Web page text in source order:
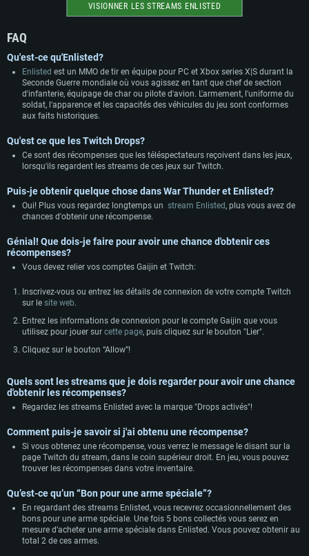
CONFIGURATION SYSTÈME REQUISE
Pour Linux
Minimum
Processeur: Dual-Core 2.2 GHz
Mémoire: 4 GB
GeForce GTX 660. La résolution minimale supportée par le jeu est de 720p
Connection: Connexion Internet à haut débit
Disque dur: 23.1 Go (client minimal)
Minimum
Processeur: Core i5, minimum 2.2GHz (Les processeurs Intel Xeon ne sont
pas supportés)
Mémoire: 6 GB
Carte graphique: Intel Iris Pro 5200 (Mac), ou analogue AMD/Nvidia. La
résolution minimale supportée par le jeu est de 720p.
Connection: Connexion Internet à haut débit
Disque dur: 62,2 Go (client minimal)
Minimum
Processeur: Dual-Core 2.4 GHz
Mémoire: 4 GB
de même pour AMD (La résolution minimale supportée par le jeu est de
720p)
Connection: Connexion Internet à haut débit
Disque dur: 62,2 Go (client minimal)
VISIONNER LES STREAMS ENLISTED
FAQ
Qu'est-ce qu'Enlisted?
Enlisted est un MMO de tir en équipe pour PC et Xbox series X|S durant la
Seconde Guerre mondiale où vous agissez en tant que chef de section
d'infanterie, équipage de char ou pilote d'avion. L'armement, l'uniforme du
soldat, l'apparence et les capacités des véhicules du jeu sont conformes
aux faits historiques.
Qu'est ce que les Twitch Drops?
Ce sont des récompenses que les téléspectateurs reçoivent dans les jeux,
lorsqu'ils regardent les streams de ces jeux sur Twitch.
Puis-je obtenir quelque chose dans War Thunder et Enlisted?
Oui! Plus vous regardez longtemps un stream Enlisted, plus vous avez de
chances d'obtenir une récompense.
Génial! Que dois-je faire pour avoir une chance d'obtenir ces
récompenses?
Vous devez relier vos comptes Gaijin et Twitch:
Inscrivez-vous ou entrez les détails de connexion de votre compte Twitch
sur le site web.
Entrez les informations de connexion pour le compte Gaijin que vous
utilisez pour jouer sur cette page, puis cliquez sur le bouton "Lier".
Cliquez sur le bouton “Allow”!
Quels sont les streams que je dois regarder pour avoir une chance
d'obtenir les récompenses?
Regardez les streams Enlisted avec la marque "Drops activés"!
Comment puis-je savoir si j'ai obtenu une récompense?
Si vous obtenez une récompense, vous verrez le message le disant sur la
page Twitch du stream, dans le coin supérieur droit. En jeu, vous pouvez
trouver les récompenses dans votre inventaire.
Qu’est-ce qu’un “Bon pour une arme spéciale”?​​​​​​​
En regardant des streams Enlisted, vous recevrez occasionnellement des
bons pour une arme spéciale. Une fois 5 bons collectés vous serez en
mesure d’acheter une arme spéciale dans Enlisted. Vous pouvez obtenir au
total 2 de ces armes.